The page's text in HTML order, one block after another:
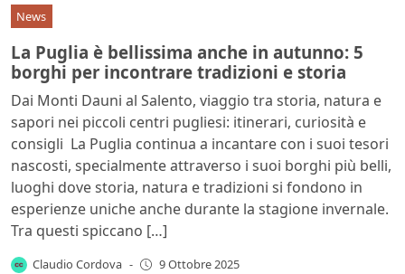
News
La Puglia è bellissima anche in autunno: 5
borghi per incontrare tradizioni e storia
Dai Monti Dauni al Salento, viaggio tra storia, natura e
sapori nei piccoli centri pugliesi: itinerari, curiosità e
consigli La Puglia continua a incantare con i suoi tesori
nascosti, specialmente attraverso i suoi borghi più belli,
luoghi dove storia, natura e tradizioni si fondono in
esperienze uniche anche durante la stagione invernale.
Tra questi spiccano […]
Claudio Cordova - 9 Ottobre 2025